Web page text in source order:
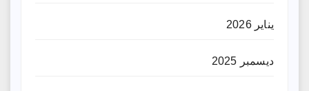
يناير 2026
ديسمبر 2025